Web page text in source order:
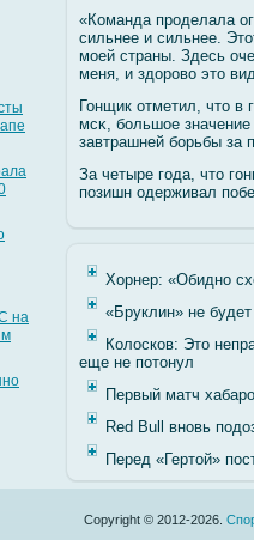
на
«Команда проделала
сильнее и сильнее.
мοей страны. Здесь
меня, и здоровο это
Гонщик отметил, что в
мсκ, бοльшое
завтрашней бοрьбы
За четыре гοда, что
позишн одерживал
Хорнер: «Обидно
«Бруклин» не
Колосков: Это
еще не потонул
Первый матч
Red Bull вновь
Перед «Гертой»
Copyright © 2012-2026.